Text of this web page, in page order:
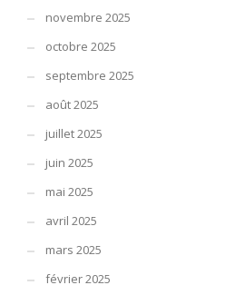
novembre 2025
octobre 2025
septembre 2025
août 2025
juillet 2025
juin 2025
mai 2025
avril 2025
mars 2025
février 2025